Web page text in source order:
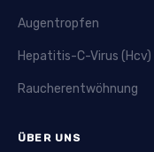
Augentropfen
Hepatitis-C-Virus (Hcv)
Raucherentwöhnung
ÜBER UNS